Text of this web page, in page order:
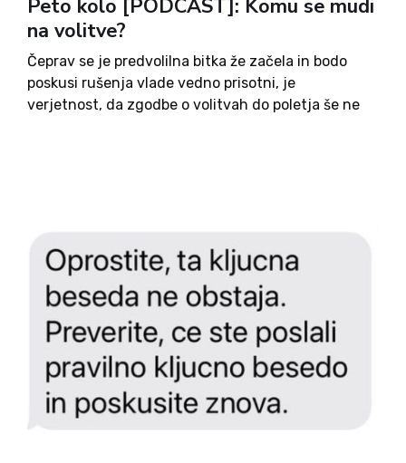
Peto kolo [PODCAST]: Komu se mudi
na volitve?
Čeprav se je predvolilna bitka že začela in bodo
poskusi rušenja vlade vedno prisotni, je
verjetnost, da zgodbe o volitvah do poletja še ne